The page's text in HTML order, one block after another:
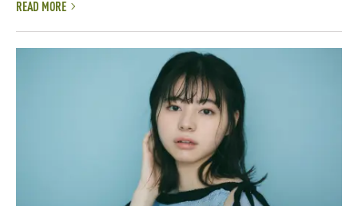
READ MORE